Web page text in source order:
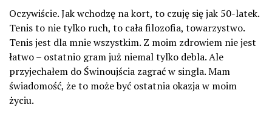
Oczywiście. Jak wchodzę na kort, to czuję się jak 50-latek.
Tenis to nie tylko ruch, to cała filozofia, towarzystwo.
Tenis jest dla mnie wszystkim. Z moim zdrowiem nie jest
łatwo – ostatnio gram już niemal tylko debla. Ale
przyjechałem do Świnoujścia zagrać w singla. Mam
świadomość, że to może być ostatnia okazja w moim
życiu.